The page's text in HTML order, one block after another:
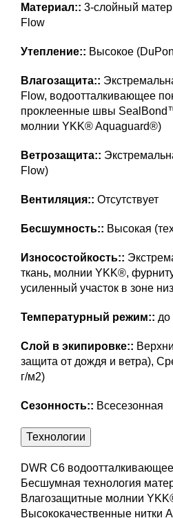
Материал:: 3-слойный
Flow
Утепление:: Высокое
Влагозащита::
Flow, водоотталкивающее
проклеенные швы
молнии YKK® Aquaguard®)
Ветрозащита::
Flow)
Вентиляция:: Отсутствует
Бесшумность:: Высокая
Износостойкость::
ткань, молнии YKK®,
усиленный участок в зоне
Температурный режим:: до
Слой в экипировке::
защита от дождя и ветра),
г/м2)
Сезонность:: Всесезонная
Технологии
DWR C6
Бесшумная технология
Влагозащитные молнии
Высококачественные нитки